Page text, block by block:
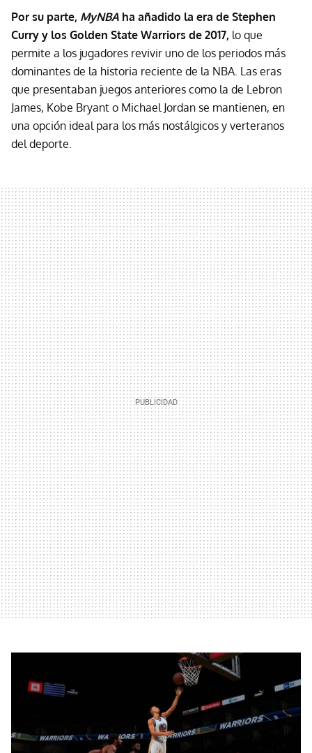
Por su parte, MyNBA ha añadido la era de Stephen
Curry y los Golden State Warriors de 2017, lo que
permite a los jugadores revivir uno de los periodos más
dominantes de la historia reciente de la NBA. Las eras
que presentaban juegos anteriores como la de Lebron
James, Kobe Bryant o Michael Jordan se mantienen, en
una opción ideal para los más nostálgicos y verteranos
del deporte.